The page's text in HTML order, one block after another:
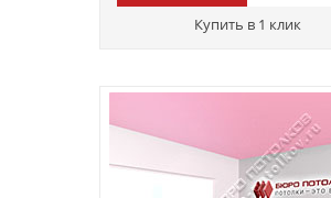
Купить в 1 клик